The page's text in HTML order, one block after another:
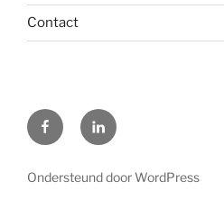
Contact
F L
Ondersteund door WordPress